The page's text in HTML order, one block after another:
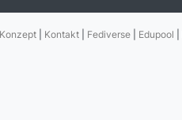
Kontakt Fediverse Edupool